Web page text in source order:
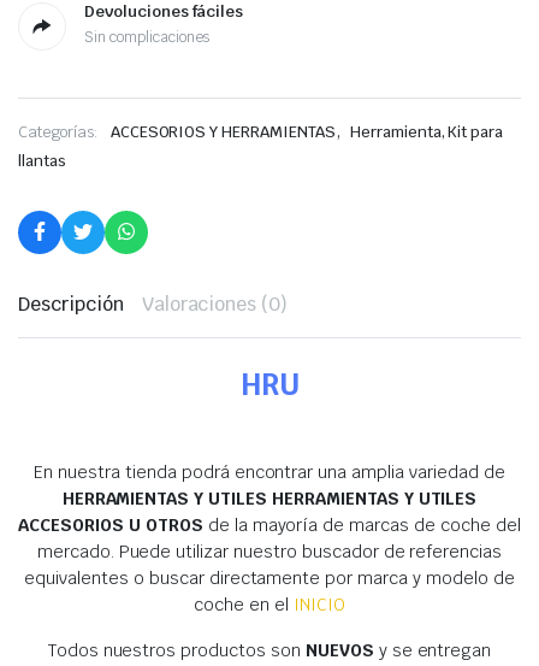
Devoluciones fáciles
Sin complicaciones
Categorías: ACCESORIOS Y HERRAMIENTAS, Herramienta, Kit para
llantas
Descripción Valoraciones (0)
HRU
En nuestra tienda podrá encontrar una amplia variedad de
HERRAMIENTAS Y UTILES HERRAMIENTAS Y UTILES
ACCESORIOS U OTROS de la mayoría de marcas de coche del
mercado. Puede utilizar nuestro buscador de referencias
equivalentes o buscar directamente por marca y modelo de
coche en el INICIO
Todos nuestros productos son NUEVOS y se entregan